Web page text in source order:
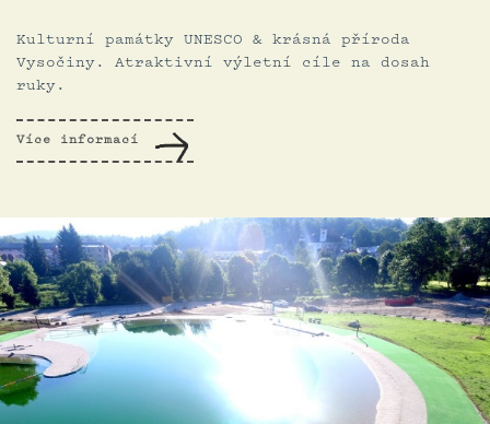
Kulturní památky UNESCO & krásná příroda
Vysočiny. Atraktivní výletní cíle na dosah
ruky.
Více informací